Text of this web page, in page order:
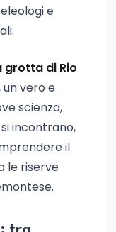
e
di Rio
vero e
scienza,
incontrano,
il
le riserve